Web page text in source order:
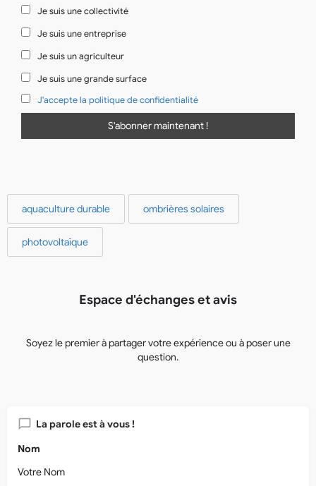
Je suis une collectivité
Je suis une entreprise
Je suis un agriculteur
Je suis une grande surface
J'accepte la politique de confidentialité
aquaculture durable ombrières solaires
photovoltaïque
Espace d'échanges et avis
Soyez le premier à partager votre expérience ou à poser une
question.
La parole est à vous !
Nom